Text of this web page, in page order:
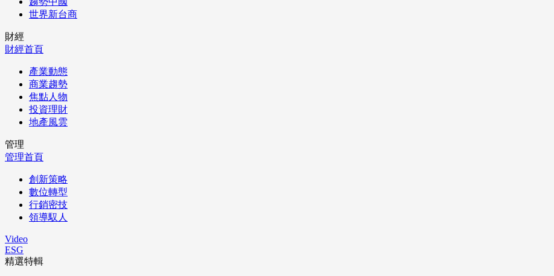
世界新台商
財經
財經首頁
產業動態
商業趨勢
焦點人物
投資理財
地產風雲
管理
管理首頁
創新策略
數位轉型
行銷密技
領導馭人
Video
ESG
精選特輯